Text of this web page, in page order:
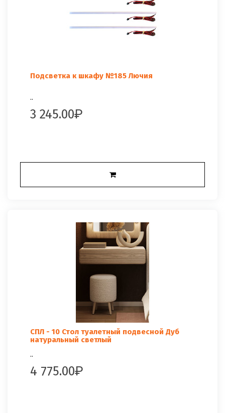
Подсветка к шкафу №185 Лючия
..
3 245.00
СПЛ - 10 Стол туалетный подвесной Дуб
натуральный светлый
..
4 775.00